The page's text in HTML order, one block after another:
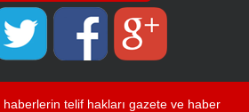
telif hakları gazete ve haber